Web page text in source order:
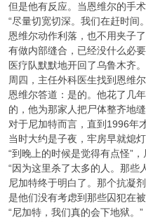
但是他有反应。当恩维尔的手
“尽量切宽切深。我们在赶时间
恩维尔动作利落，也不用夹子
有做内部缝合，已经没什么必
医疗队默默地开回了乌鲁木齐。
周四，主任外科医生找到恩维
恩维尔答道：是的。他花了几
的，他为那家人把尸体整齐地
对于尼加特而言，直到1996年
当时大约是子夜，牢房早就熄
“到晚上的时候是觉得有点怪”
“因为这里杀了太多的人。那些
尼加特终于明白了。那个抗凝
是他们没有考虑到那些囚犯在
“尼加特，我们真的会下地狱。”